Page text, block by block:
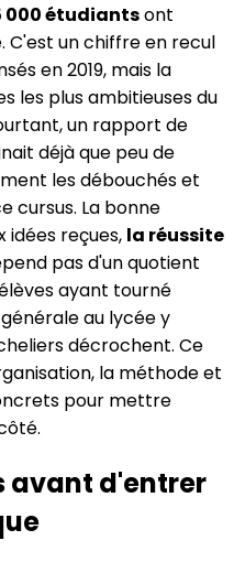
000 étudiantsont
C'est un chiffre en recul
en 2019, mais la
les plus ambitieuses du
un rapport de
déjà que peu de
les débouchés et
cursus. La bonne
idées reçues, la réussite
pas d'un quotient
ayant tourné
au lycée y
décrochent. Ce
la méthode et
pour mettre
avant d'entrer